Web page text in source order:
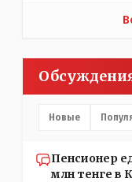
Новые
Пенсионер
млн тенге в